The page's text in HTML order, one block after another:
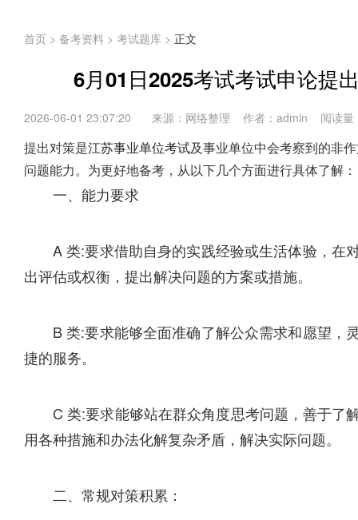
首页 > 备考资料 > 考试题库 > 正文
6月01日2025考试考试申论提
2026-06-01 23:07:20 来源：网络整理 作者：admin 阅读量
提出对策是江苏事业单位考试及事业单位中会考察到的非
问题能力。为更好地备考，从以下几个方面进行具体了解：
一、能力要求
A 类:要求借助自身的实践经验或生活体验，在
出评估或权衡，提出解决问题的方案或措施。
B 类:要求能够全面准确了解公众需求和愿望，
捷的服务。
C 类:要求能够站在群众角度思考问题，善于了
用各种措施和办法化解复杂矛盾，解决实际问题。
二、常规对策积累：